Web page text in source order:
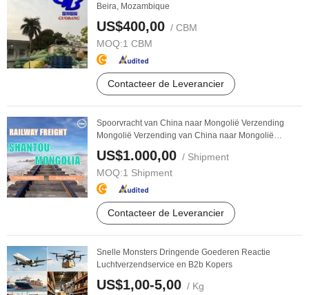
Beira, Mozambique
US$400,00 / CBM
MOQ:1 CBM
Contacteer de Leverancier
Spoorvracht van China naar Mongolië Verzending
Mongolië Verzending van China naar Mongolië
Mongolië ...
US$1.000,00 / Shipment
MOQ:1 Shipment
Contacteer de Leverancier
Snelle Monsters Dringende Goederen Reactie
Luchtverzendservice en B2b Kopers
US$1,00-5,00 / Kg